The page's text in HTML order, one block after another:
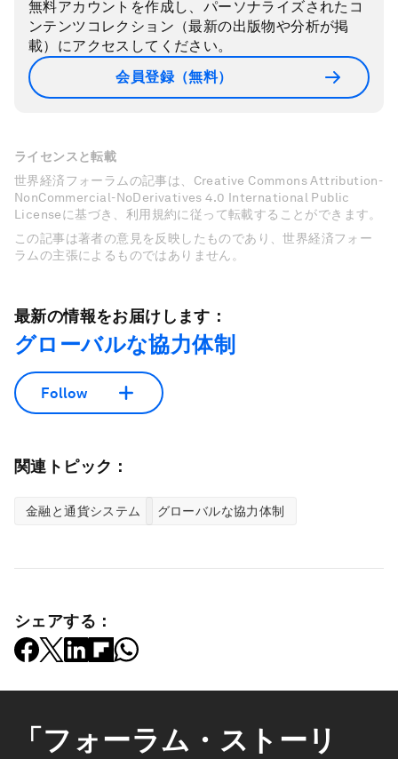
無料アカウントを作成し、パーソナライズされたコ
ンテンツコレクション（最新の出版物や分析が掲
載）にアクセスしてください。
会員登録（無料）
ライセンスと転載
世界経済フォーラムの記事は、Creative Commons Attribution-
NonCommercial-NoDerivatives 4.0 International Public
Licenseに基づき、利用規約に従って転載することができます。
この記事は著者の意見を反映したものであり、世界経済フォー
ラムの主張によるものではありません。
最新の情報をお届けします：
グローバルな協力体制
Follow
関連トピック：
金融と通貨システム グローバルな協力体制
シェアする：
「フォーラム・ストーリ